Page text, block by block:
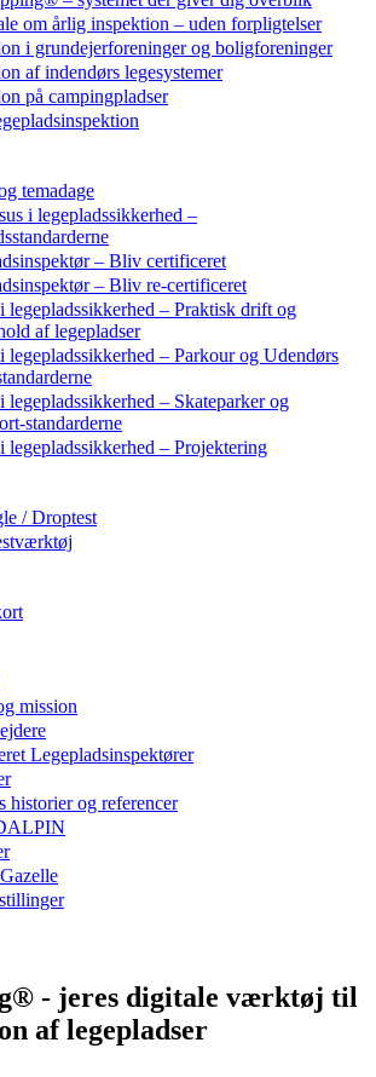
om årlig inspektion – uden forpligtelser
i grundejerforeninger og boligforeninger
af indendørs legesystemer
på campingpladser
temadage
i legepladssikkerhed –
– Bliv certificeret
– Bliv re-certificeret
legepladssikkerhed – Praktisk drift og
af legepladser
legepladssikkerhed – Parkour og Udendørs
legepladssikkerhed – Skateparker og
standarderne
legepladssikkerhed – Projektering
/ Droptest
mission
Legepladsinspektører
historier og referencer
- jeres digitale værktøj til
af legepladser